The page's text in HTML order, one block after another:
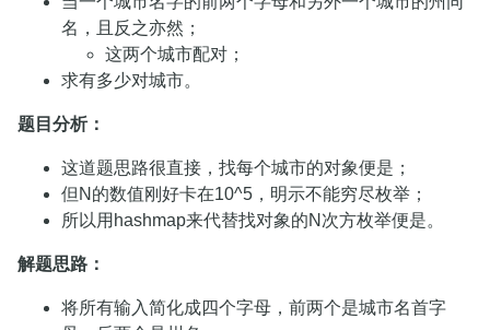
名，且反之亦然；
这两个城市配对；
求有多少对城市。
题目分析：
这道题思路很直接，找每个城市的对象便是；
但N的数值刚好卡在10^5，明示不能穷尽枚举；
所以用hashmap来代替找对象的N次方枚举便是。
解题思路：
将所有输入简化成四个字母，前两个是城市名首字